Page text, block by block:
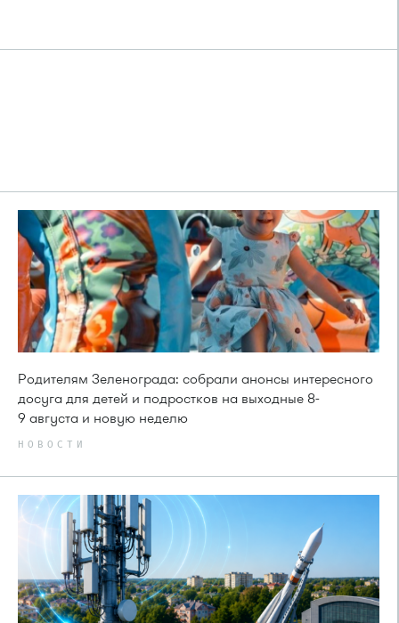
Родителям Зеленограда: собрали анонсы интересного
досуга для детей и подростков на выходные 8-
9 августа и новую неделю
НОВОСТИ